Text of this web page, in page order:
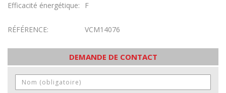
Efficacité énergétique:
F
RÉFÉRENCE: VCM14076
DEMANDE DE CONTACT